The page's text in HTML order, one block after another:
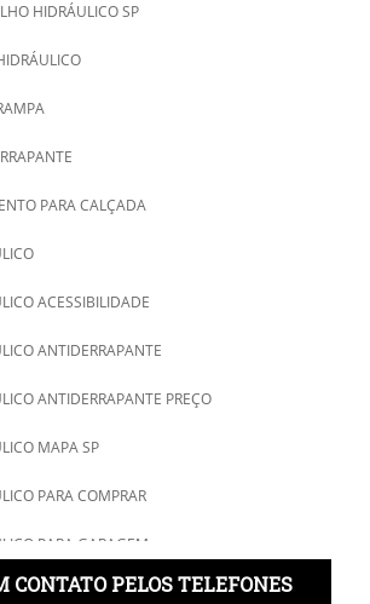
HIDRÁULICO SP
PARA CALÇADA
ACESSIBILIDADE
ANTIDERRAPANTE
ANTIDERRAPANTE PREÇO
MAPA SP
PARA COMPRAR
PARA GARAGEM
PARA RAMPA DE GARAGEM
CONTATO PELOS TELEFONES